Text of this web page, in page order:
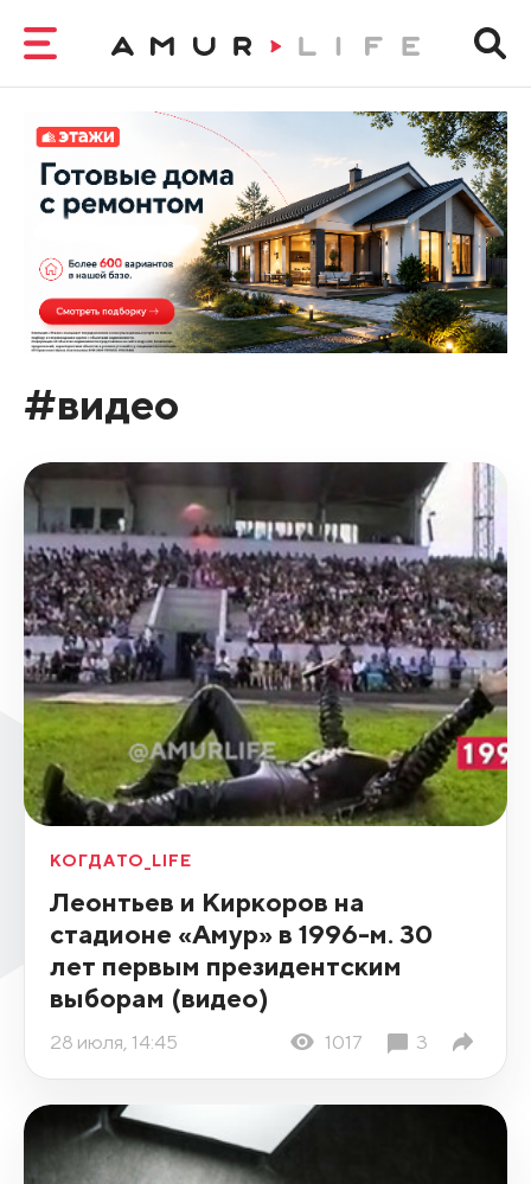
#видео
КОГДАТО_LIFE
Леонтьев и Киркоров на
стадионе «Амур» в 1996-м. 30
лет первым президентским
выборам (видео)
28 июля, 14:45 1017 3